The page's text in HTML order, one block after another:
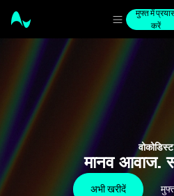
मुफ्त में
करें
वोकोडिस्ट
मानव आवाज.
अभी खरीदें